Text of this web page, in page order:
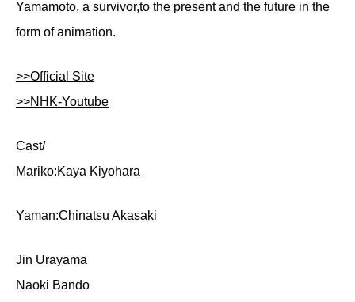
Yamamoto, a survivor,to the present and the future in the
form of animation.
>>Official Site
>>NHK-Youtube
Cast/
Mariko:Kaya Kiyohara
Yaman:Chinatsu Akasaki
Jin Urayama
Naoki Bando